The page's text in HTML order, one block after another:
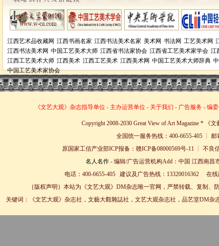
江西艺术品收藏网 江西书画名家 江西书法美术名家 美术网 书法网 工艺美术网
江西书法美术网 中国工艺美术大师 江西省书法家协会 江西省工艺美术家学会 江
江西工艺美术大师 江西美术 江西工艺美术 江西美术网 中国工艺美术大师辞典
中国工艺美术家协会
《文艺大观》杂志指导单位 - 主办运营单位 - 关于我们 - 广告服务 - 编
Copyright 2008-2030 Great View of Art Magazine * 《
全国统一服务热线：400-6655-405 ┊ 邮
原国家工信产业部ICP报备：赣ICP备08000569号-11 ┊ 不
名人名作- 编辑/广告运营机构Add：中国 江西南昌
电话：400-6655-405 建议及广告热线：13320016362 在
｛版权声明｝本站为《文艺大观》DM杂志唯一官网，严禁转载、复制
关键词：《文艺大观》杂志社，文藝大觀雜誌社，文艺大观杂志社，品艺堂DM